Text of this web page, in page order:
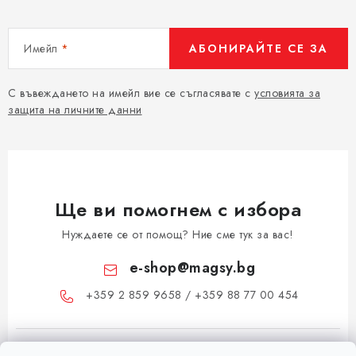
Имейл
С въвеждането на имейл вие се съгласявате с условията за
защита на личните данни
АБОНИРАЙТЕ СЕ ЗА
Ще ви помогнем с избора
Нуждаете се от помощ? Ние сме тук за вас!
e-shop@magsy.bg
+359 2 859 9658 / +359 88 77 00 454